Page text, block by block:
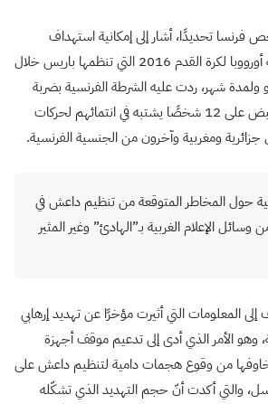
فرنسا تحديدًا، أشار إلى إمكانية استهداف
الهجمات الإرهابية لبطولة أورووبا لكرة القدم 2016 التي تنظمها باريس خلال
ولمدة شهر، ردت عليه الشرطة الفرنسية بضربة
استباقية ألقت خلالها القبض على 12 شخصًا يشتبه في انتمائهم لحركات
ومغربية وآخرون من الجنسية الفرنسية.
حول المخاطر المتوقعة من تنظيم داعش في
وسائل الإعلام الغربية بـ”الهادئ” وغير المثير
المعلومات التي أثيرت مؤخرًا عن تهديد إرهابي
وهو الأمر الذي أدى إلى تدعيم موقف أجهزة
مخاوفها من وقوع هجمات دامية لتنظيم داعش على
والتي أكدت أنّ حجم التهديد الذي تشكّله